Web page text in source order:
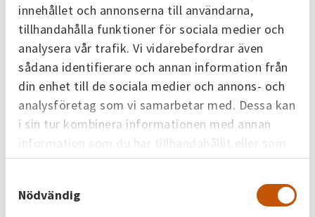
innehållet och annonserna till användarna,
tillhandahålla funktioner för sociala medier och
analysera vår trafik. Vi vidarebefordrar även
sådana identifierare och annan information från
din enhet till de sociala medier och annons- och
analysföretag som vi samarbetar med. Dessa kan
i sin tur kombinera informationen med annan
information som du har tillhandahållit eller som
de har samlat in när du har använt deras tjänster.
Nödvändig
till den enskilda fastigheten. Från dåtidens
lösningar till morgondagens system Förr hade
Skövdebostäder…
26 juni 2026
ton godis behöver bra recept, kunniga med